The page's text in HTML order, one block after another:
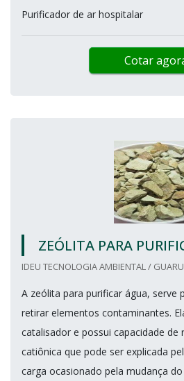
Purificador de ar hospitalar
Cotar
ZEÓLITA PARA
IDEU TECNOLOGIA AMBIENTAL /
A zeólita para purificar água, serve
retirar elementos contaminantes.
catalisador e possui capacidade de
catiônica que pode ser explicada
carga ocasionado pela mudança